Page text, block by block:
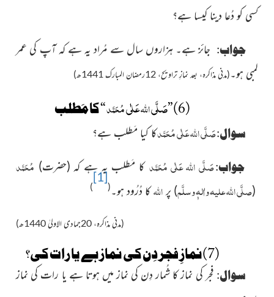
کسى کو دُعا دینا کیسا ہے؟
جواب: جائز ہے۔ ہزاروں سال سے مُراد ىہ ہے کہ آپ کی عمر
لمبی ہو۔(مدنی مذاکرہ، بعد نمازِ تراویح، 12رمضان المبارک 1441ھ)
(6)” صَلَّىاللہعَلٰىمُحَمَّد“ کا مَطلب
سوال:صَلَّىاللہعَلٰىمُحَمَّدکا کىا مَطلب ہے؟
جواب:صَلَّىاللہعَلٰىمُحَمَّد کا مَطلب یہ ہے کہ (حضرت) مُحَمَّد
(صلَّیاللہعلیہ واٰلہٖ وسلَّم) پراللہکا دُرُود ہو۔(
[1]
)
(مدنی مذاکرہ، 20جمادی الاولیٰ 1440ھ)
(7)نمازِ فجر دِن کى نماز ہے یا رات کی؟
سوال: فجر کى نماز کا شُمار دِن کى نماز میں ہوتا ہے ىا رات کى نماز